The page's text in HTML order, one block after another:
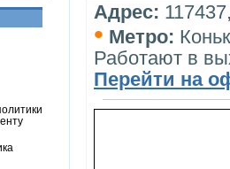
Адрес:
• Метро:
Работают в
Перейти на